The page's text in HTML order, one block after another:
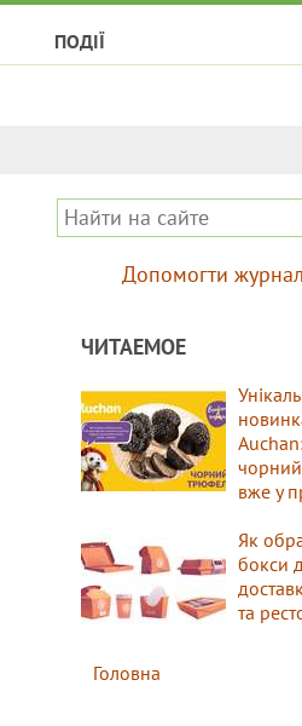
ПОДІЇ
Допомогти
ЧИТАЕМОЕ
вже у
Як
бокси
та
Головна